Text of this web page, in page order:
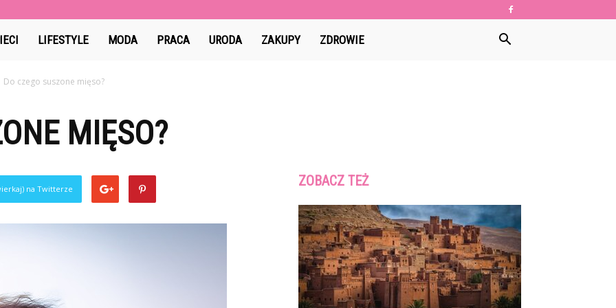
LIFESTYLE MODA PRACA URODA ZAKUPY ZDROWIE
Do czego suszone mięso?
MIĘSO?
na Twitterze ZOBACZ TEŻ